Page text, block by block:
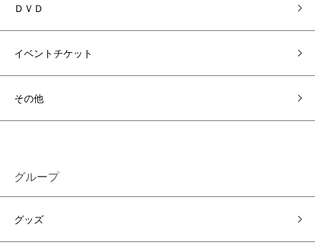
ＤＶＤ
イベントチケット
その他
グループ
グッズ